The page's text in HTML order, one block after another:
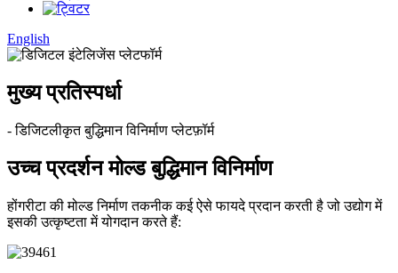
English
मुख्य प्रतिस्पर्धा
- डिजिटलीकृत बुद्धिमान विनिर्माण प्लेटफ़ॉर्म
उच्च प्रदर्शन मोल्ड बुद्धिमान विनिर्माण
होंगरीटा की मोल्ड निर्माण तकनीक कई ऐसे फायदे प्रदान करती है जो उद्योग में
इसकी उत्कृष्टता में योगदान करते हैं: